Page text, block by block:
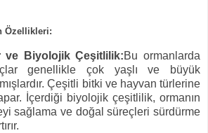
Özellikleri:
ve Biyolojik Çeşitlilik:Bu ormanlarda
genellikle çok yaşlı ve büyük
Çeşitli bitki ve hayvan türlerine
İçerdiği biyolojik çeşitlilik, ormanın
sağlama ve doğal süreçleri sürdürme